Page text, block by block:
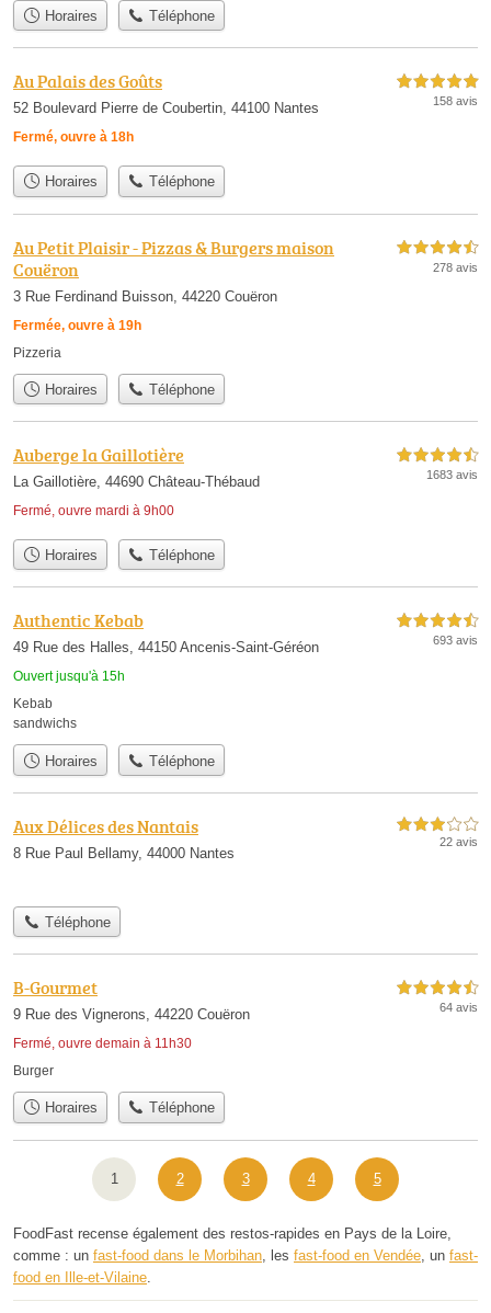
Horaires Téléphone
Au Palais des Goûts
52 Boulevard Pierre de Coubertin, 44100 Nantes
Fermé, ouvre à 18h
5,0 étoiles sur 5
158 avis
Horaires Téléphone
Au Petit Plaisir - Pizzas & Burgers maison
Couëron
3 Rue Ferdinand Buisson, 44220 Couëron
Fermée, ouvre à 19h
4,5 étoiles sur 5
278 avis
Pizzeria
Horaires Téléphone
Auberge la Gaillotière
La Gaillotière, 44690 Château-Thébaud
Fermé, ouvre mardi à 9h00
4,5 étoiles sur 5
1683 avis
Horaires Téléphone
Authentic Kebab
49 Rue des Halles, 44150 Ancenis-Saint-Géréon
Ouvert jusqu'à 15h
4,5 étoiles sur 5
693 avis
Kebab
sandwichs
Horaires Téléphone
Aux Délices des Nantais
8 Rue Paul Bellamy, 44000 Nantes
3,0 étoiles sur 5
22 avis
Téléphone
B-Gourmet
9 Rue des Vignerons, 44220 Couëron
Fermé, ouvre demain à 11h30
4,5 étoiles sur 5
64 avis
Burger
Horaires Téléphone
1 2 3 4 5
FoodFast recense également des restos-rapides en Pays de la Loire,
comme : un fast-food dans le Morbihan , les fast-food en Vendée , un fast-
food en Ille-et-Vilaine